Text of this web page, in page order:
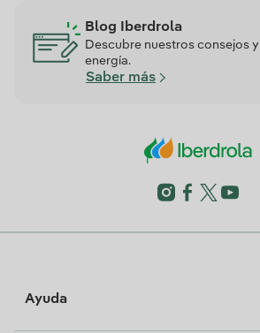
Blog Iberdrola
Descubre nuestros consejos
energía.
Saber más
Ayuda